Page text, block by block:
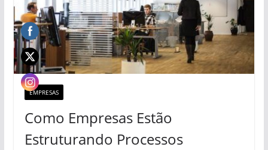
EMPRESAS
Como Empresas Estão
Estruturando Processos